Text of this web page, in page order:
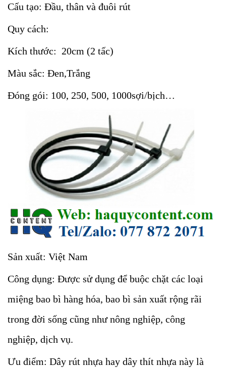
Cấu tạo: Đầu, thân và đuôi rút
Quy cách:
Kích thước: 20cm (2 tấc)
Màu sắc: Đen,Trắng
Đóng gói: 100, 250, 500, 1000sợi/bịch…
Sản xuất: Việt Nam
Công dụng: Được sử dụng để buộc chặt các loại
miệng bao bì hàng hóa, bao bì sản xuất rộng rãi
trong đời sống cũng như nông nghiệp, công
nghiệp, dịch vụ.
Ưu điểm: Dây rút nhựa hay dây thít nhựa này là